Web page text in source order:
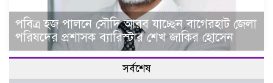
পবিত্র হজ পালনে সৌদি আরব যাচ্ছেন বাগেরহাট জেলা
পরিষদের প্রশাসক ব্যারিস্টার শেখ জাকির হোসেন
সর্বশেষ